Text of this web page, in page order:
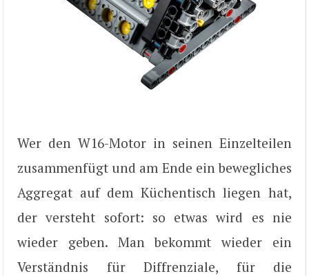
Wer den W16-Motor in seinen Einzelteilen
zusammenfügt und am Ende ein bewegliches
Aggregat auf dem Küchentisch liegen hat,
der versteht sofort: so etwas wird es nie
wieder geben. Man bekommt wieder ein
Verständnis für Diffrenziale, für die